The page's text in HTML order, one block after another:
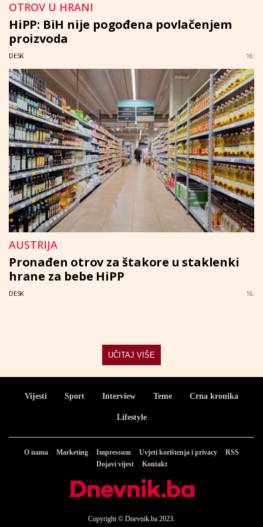
OTROV U HRANI
HiPP: BiH nije pogođena povlačenjem
proizvoda
DESK 16:
AUSTRIJA
Pronađen otrov za štakore u staklenki
hrane za bebe HiPP
DESK 16:
UČITAJ VIŠE
Vijesti Sport Interview Teme Crna kronika
Lifestyle
O nama Marketing Impressum Uvjeti korištenja i privacy
RSS
Dojavi vijest
Kontakt
Copyright © Dnevnik.ba 2023.